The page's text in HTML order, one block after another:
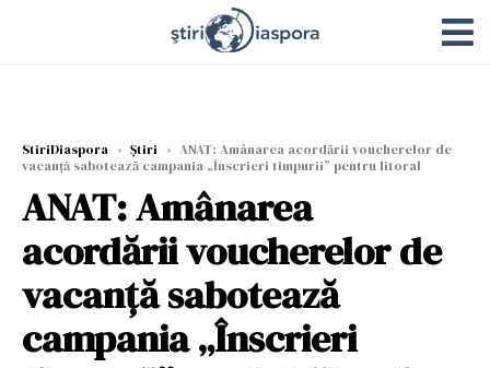
StiriDiaspora › Știri › ANAT: Amânarea acordării voucherelor de
vacanță sabotează campania „Înscrieri timpurii” pentru litoral
ANAT: Amânarea
acordării voucherelor de
vacanță sabotează
campania „Înscrieri